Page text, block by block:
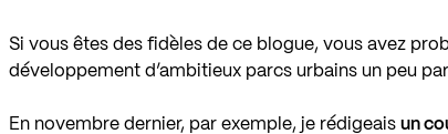
Si vous êtes des fidèles de ce blogue, vous avez
développement d’ambitieux parcs urbains un peu
En novembre dernier, par exemple, je rédigeaisun